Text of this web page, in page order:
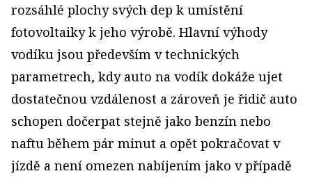
rozsáhlé plochy svých dep k umístění
fotovoltaiky k jeho výrobě. Hlavní výhody
vodíku jsou především v technických
parametrech, kdy auto na vodík dokáže ujet
dostatečnou vzdálenost a zároveň je řidič auto
schopen dočerpat stejně jako benzín nebo
naftu během pár minut a opět pokračovat v
jízdě a není omezen nabíjením jako v případě